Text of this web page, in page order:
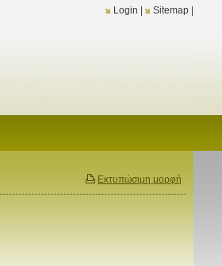
Login Sitemap
Εκτυπώσιμη μορφή